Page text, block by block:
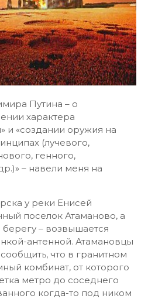
Путина – о
характера
и «создании оружия на
(лучевого,
генного,
– навели меня на
у реки Енисей
поселок Атаманово, а
– возвышается
антенной. Атамановцы
что в гранитном
комбинат, от которого
метро до соседнего
когда-то под ником